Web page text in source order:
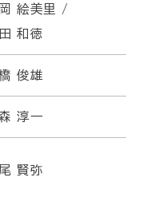
絵美里 /
和徳
俊雄
淳一
賢弥